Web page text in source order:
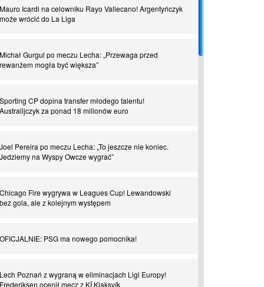
Najdziwniejsze kary w historii piłki nożnej. Część I
I love this game! Patrice Evra
Czar z Czarnego Lądu, czyli Pep Guardiola kontra Afryka
Mauro Icardi na celowniku Rayo Vallecano! Argentyńczyk
może wrócić do La Liga
Michał Gurgul po meczu Lecha: „Przewaga przed
rewanżem mogła być większa”
Sporting CP dopina transfer młodego talentu!
Australijczyk za ponad 18 milionów euro
Joel Pereira po meczu Lecha: „To jeszcze nie koniec.
Jedziemy na Wyspy Owcze wygrać”
Chicago Fire wygrywa w Leagues Cup! Lewandowski
bez gola, ale z kolejnym występem
OFICJALNIE: PSG ma nowego pomocnika!
Lech Poznań z wygraną w eliminacjach Ligi Europy!
Frederiksen ocenił mecz z KÍ Klaksvík